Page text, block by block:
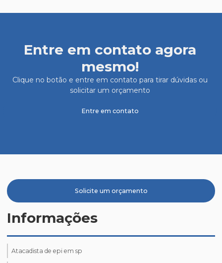
Entre em contato agora
mesmo!
Clique no botão e entre em contato para tirar dúvidas ou
solicitar um orçamento
Entre em contato
Solicite um orçamento
Informações
Atacadista de epi em sp